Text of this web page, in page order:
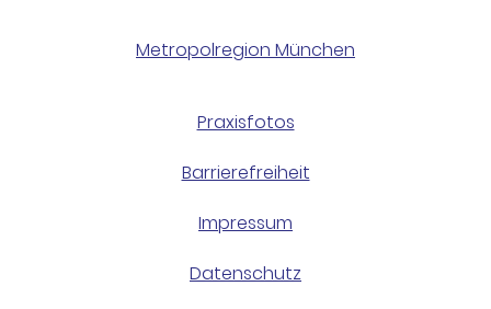
Praxisfotos
Metropolregion München
Barrierefreiheit
Impressum
Datenschutz